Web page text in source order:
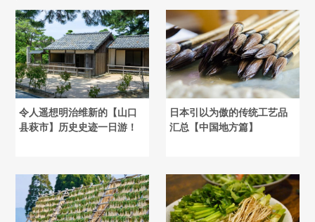
令人遥想明治维新的【山口
县萩市】历史史迹一日游！
日本引以为傲的传统工艺品
汇总【中国地方篇】